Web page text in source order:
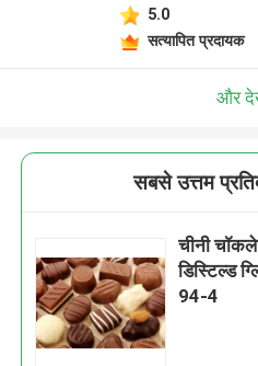
5.0
सत्यापित प्रदायक
और
सबसे उत्तम
चीनी
डिस्टिल्ड
94-4